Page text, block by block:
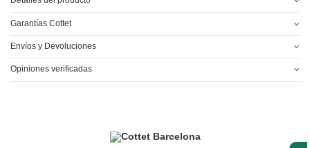
Garantías Cottet
Envíos y Devoluciones
Opiniones verificadas